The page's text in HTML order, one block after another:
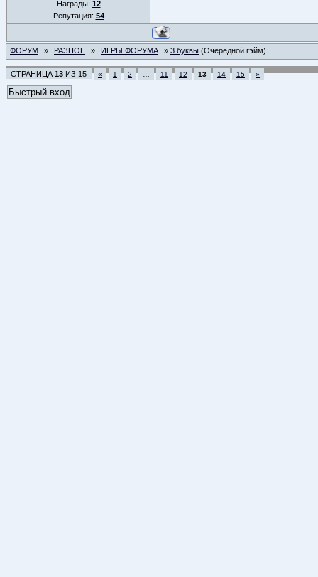
Награды: 12
Репутация: 54
ФОРУМ » РАЗНОЕ » ИГРЫ ФОРУМА » 3 буквы (Очередной гэйм)
СТРАНИЦА 13 ИЗ 15 « 1 2 11 12 13 14 15 »